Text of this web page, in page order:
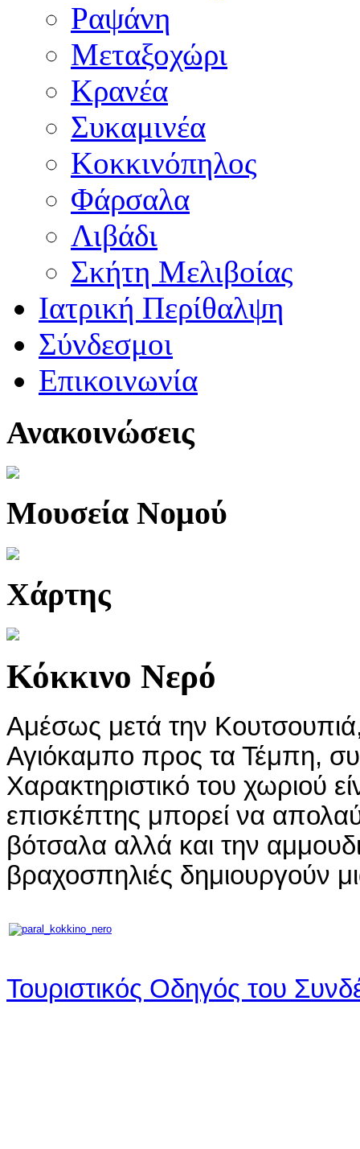
Ραψάνη
Μεταξοχώρι
Κρανέα
Συκαμινέα
Κοκκινόπηλος
Φάρσαλα
Λιβάδι
Σκήτη Μελιβοίας
Ιατρική Περίθαλψη
Σύνδεσμοι
Επικοινωνία
Ανακοινώσεις
Μουσεία Νομού
Χάρτης
Κόκκινο Νερό
Αμέσως μετά την
Αγιόκαμπο προς τα Τέμπη,
Χαρακτηριστικό του χωριού
επισκέπτης μπορεί να
βότσαλα αλλά και την
βραχοσπηλιές δημιουργούν
Τουριστικός Οδηγός του